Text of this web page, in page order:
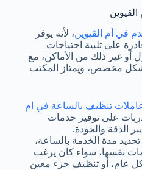
في أم القيوين، لأنه يوفر
على تلبية احتياجات
أو غير ذلك من الأماكن، مع
مخصص، ويمتاز المكتب
تنظيف بالساعة في ام
على توفير خدمات
الدقة والجودة.
مدة الخدمة بالساعة،
نفسها، سواء كان يرغب
عام، أو تنظيف جزء معين